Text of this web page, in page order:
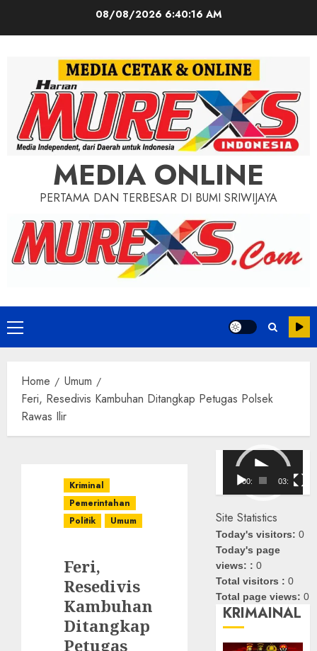
08/08/2026 6:40:18 AM
MEDIA ONLINE
PERTAMA DAN TERBESAR DI BUMI SRIWIJAYA
Primary
Menu
Home
Umum
Feri, Resedivis Kambuhan Ditangkap Petugas Polsek
Rawas Ilir
Kriminal
Pemerintahan
Politik
Umum
Feri,
Resedivis
Kambuhan
Ditangkap
Petugas
Pemutar
Video
00:00 03:08
Site Statistics
Today's visitors:0
Today's page
views: :0
Total visitors :0
Total page views:0
KRIMAINAL